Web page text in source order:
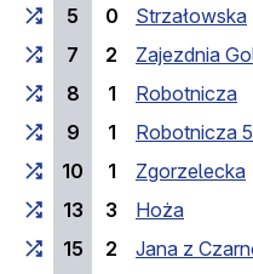
5
0
Strzałowska
7
2
Zajezdnia
8
1
Robotnicza
9
1
Robotnicza 5
10
1
Zgorzelecka
13
3
Hoża
15
2
Jana z